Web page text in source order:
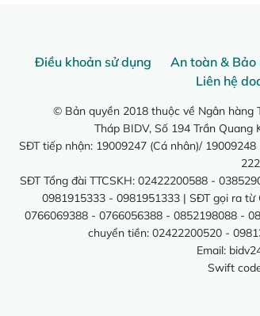
Điều khoản sử dụng An toàn & Bảo
Liên hệ
© Bản quyền 2018 thuộc về Ngân hàng
Tháp BIDV, Số 194 Trần Quang
SĐT tiếp nhận: 19009247 (Cá nhân)/
SĐT Tổng đài TTCSKH: 02422200588 -
0981915333 - 0981951333 | SĐT gọi ra
0766069388 - 0766056388 - 0852198088 -
chuyển tiền: 02422200520 -
Email:
Swift